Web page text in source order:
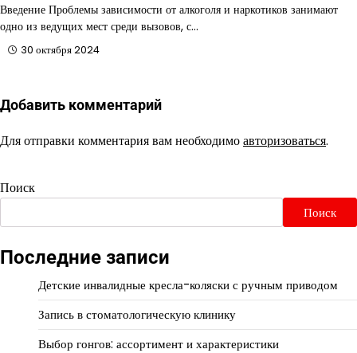
Введение Проблемы зависимости от алкоголя и наркотиков занимают
одно из ведущих мест среди вызовов, с…
30 октября 2024
Добавить комментарий
Для отправки комментария вам необходимоавторизоваться.
Поиск
Поиск
Последние записи
Детские инвалидные кресла-коляски с ручным приводом
Запись в стоматологическую клинику
Выбор гонгов: ассортимент и характеристики